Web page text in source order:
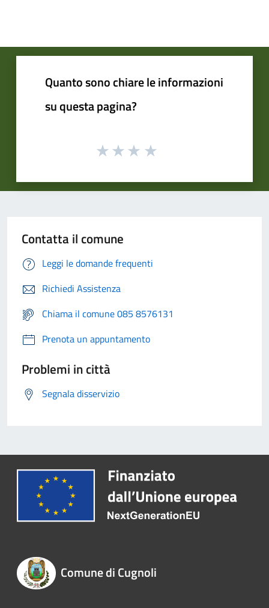
Quanto sono chiare le informazioni
su questa pagina?
Contatta il comune
Leggi le domande frequenti
Richiedi Assistenza
Chiama il comune 085 8576131
Prenota un appuntamento
Problemi in città
Segnala disservizio
Comune di Cugnoli